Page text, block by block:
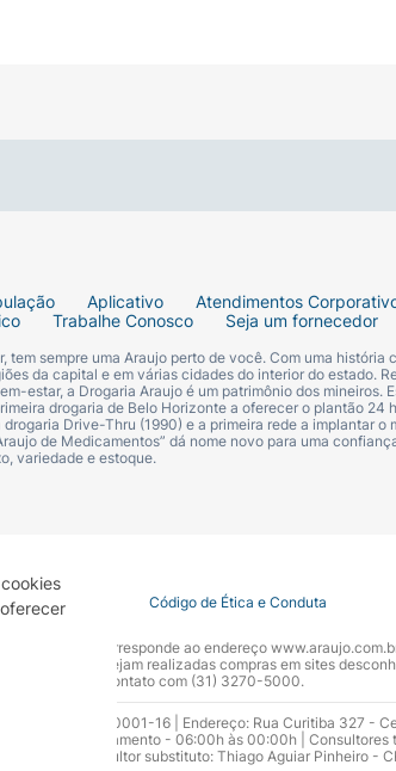
Aplicativo Atendimentos
Trabalhe Conosco Seja um fornecedor
tem sempre uma Araujo perto de você. Com uma
da capital e em várias cidades do interior do estado.
estar, a Drogaria Araujo é um patrimônio dos mineiros.
drogaria de Belo Horizonte a oferecer o plantão
Drive-Thru (1990) e a primeira rede a implantar
de Medicamentos” dá nome novo para uma
variedade e estoque.
Covid-19 Código de Ética e Conduta
site oficial corresponde ao endereço
que não sejam realizadas compras em sites
entrar em contato com (31) 3270-5000.
17.256.512.0001-16 | Endereço: Rua Curitiba 327 -
de funcionamento - 06:00h às 00:00h | Consultores
52.584 - Consultor substituto: Thiago Aguiar Pinheiro -